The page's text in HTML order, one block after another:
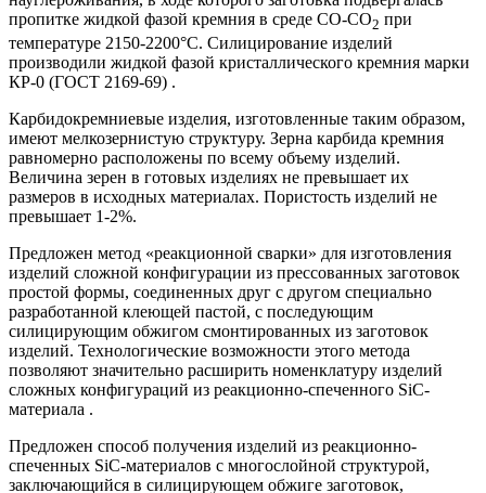
пропитке жидкой фазой кремния в среде СО-СО2 при
температуре 2150-2200°С. Силицирование изделий
производили жидкой фазой кристаллического кремния марки
КР-0 (ГОСТ 2169-69) .
Карбидокремниевые изделия, изготовленные таким образом,
имеют мелкозернистую структуру. Зерна карбида кремния
равномерно расположены по всему объему изделий.
Величина зерен в готовых изделиях не превышает их
размеров в исходных материалах. Пористость изделий не
превышает 1-2%.
Предложен метод «реакционной сварки» для изготовления
изделий сложной конфигурации из прессованных заготовок
простой формы, соединенных друг с другом специально
разработанной клеющей пастой, с последующим
силицирующим обжигом смонтированных из заготовок
изделий. Технологические возможности этого метода
позволяют значительно расширить номенклатуру изделий
сложных конфигураций из реакционно-спеченного SiC-
материала .
Предложен способ получения изделий из реакционно-
спеченных SiС-материалов с многослойной структурой,
заключающийся в силицирующем обжиге заготовок,